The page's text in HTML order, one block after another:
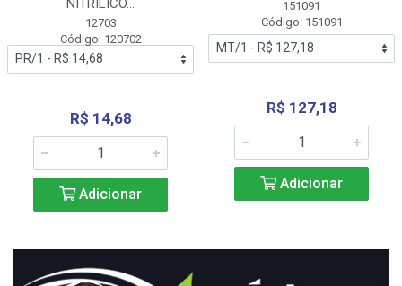
NITRÍLICO...
12703
Código: 120702
R$ 14,68
Adicionar
151091
Código: 151091
R$ 127,18
Adicionar